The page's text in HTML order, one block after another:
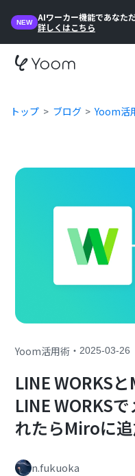
NEW
AIワーカー機能であなた
詳しくはこちら
トップ ブログ Yoom活
Yoom活用術 ・2025-03-26
LINE WORKS
LINE WORKS
れたらMiroに
n.fukuoka